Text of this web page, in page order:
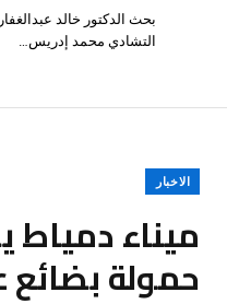
بحث الدكتور خالد
التشادي محمد إدريس…
الاخبار
ميناء دمياط
حمولة بضائع